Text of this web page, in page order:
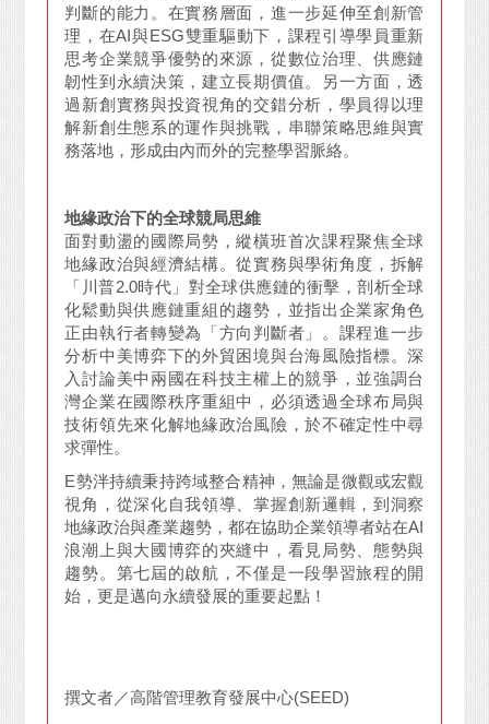
判斷的能力。在實務層面，進一步延伸至創新管
理，在AI與ESG雙重驅動下，課程引導學員重新
思考企業競爭優勢的來源，從數位治理、供應鏈
韌性到永續決策，建立長期價值。另一方面，透
過新創實務與投資視角的交錯分析，學員得以理
解新創生態系的運作與挑戰，串聯策略思維與實
務落地，形成由內而外的完整學習脈絡。
地緣政治下的全球競局思維
面對動盪的國際局勢，縱橫班首次課程聚焦全球
地緣政治與經濟結構。從實務與學術角度，拆解
「川普2.0時代」對全球供應鏈的衝擊，剖析全球
化鬆動與供應鏈重組的趨勢，並指出企業家角色
正由執行者轉變為「方向判斷者」。課程進一步
分析中美博弈下的外貿困境與台海風險指標。深
入討論美中兩國在科技主權上的競爭，並強調台
灣企業在國際秩序重組中，必須透過全球布局與
技術領先來化解地緣政治風險，於不確定性中尋
求彈性。
E勢泮持續秉持跨域整合精神，無論是微觀或宏觀
視角，從深化自我領導、掌握創新邏輯，到洞察
地緣政治與產業趨勢，都在協助企業領導者站在AI
浪潮上與大國博弈的夾縫中，看見局勢、態勢與
趨勢。第七屆的啟航，不僅是一段學習旅程的開
始，更是邁向永續發展的重要起點！
撰文者／高階管理教育發展中心(SEED)